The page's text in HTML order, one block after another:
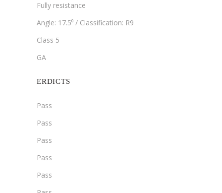
Fully resistance
Angle: 17.5⁰ / Classification: R9
Class 5
GA
ERDICTS
Pass
Pass
Pass
Pass
Pass